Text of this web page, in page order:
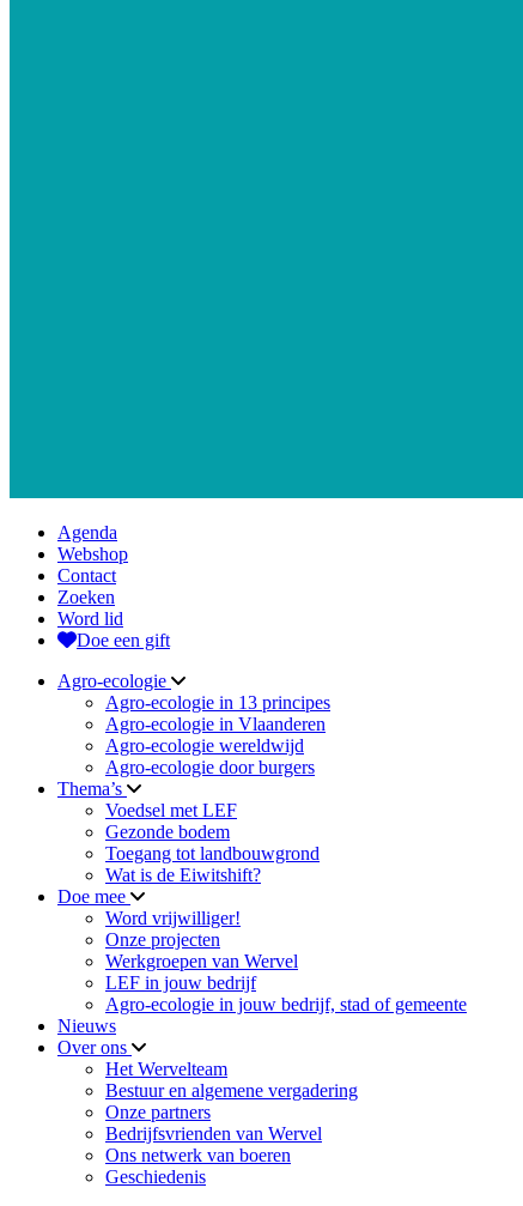
Agenda
Webshop
Contact
Zoeken
Word lid
Doe een gift
Agro-ecologie
Agro-ecologie in 13 principes
Agro-ecologie in Vlaanderen
Agro-ecologie wereldwijd
Agro-ecologie door burgers
Thema’s
Voedsel met LEF
Gezonde bodem
Toegang tot landbouwgrond
Wat is de Eiwitshift?
Doe mee
Word vrijwilliger!
Onze projecten
Werkgroepen van Wervel
LEF in jouw bedrijf
Agro-ecologie in jouw bedrijf, stad of gemeente
Nieuws
Over ons
Het Wervelteam
Bestuur en algemene vergadering
Onze partners
Bedrijfsvrienden van Wervel
Ons netwerk van boeren
Geschiedenis